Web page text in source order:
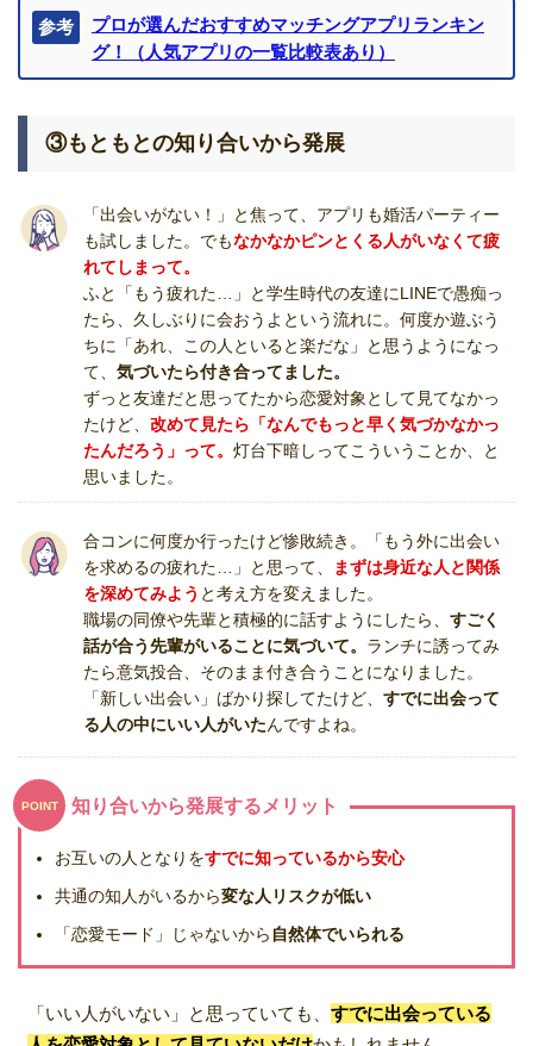
参考
プロが選んだおすすめマッチングアプリランキン
グ！（人気アプリの一覧比較表あり）
③もともとの知り合いから発展
「出会いがない！」と焦って、アプリも婚活パーティー
も試しました。でもなかなかピンとくる人がいなくて疲
れてしまって。
ふと「もう疲れた…」と学生時代の友達にLINEで愚痴っ
たら、久しぶりに会おうよという流れに。何度か遊ぶう
ちに「あれ、この人といると楽だな」と思うようになっ
て、 気づいたら付き合ってました。
ずっと友達だと思ってたから恋愛対象として見てなかっ
たけど、 改めて見たら「なんでもっと早く気づかなかっ
たんだろう」って。 灯台下暗しってこういうことか、と
思いました。
合コンに何度か行ったけど惨敗続き。「もう外に出会い
を求めるの疲れた…」と思って、
まずは身近な人と関係
を深めてみよう と考え方を変えました。
職場の同僚や先輩と積極的に話すようにしたら、 すごく
話が合う先輩がいることに気づいて。 ランチに誘ってみ
たら意気投合、そのまま付き合うことになりました。
「新しい出会い」ばかり探してたけど、 すでに出会って
る人の中にいい人がいたんですよね。
POINT 知り合いから発展するメリット
お互いの人となりをすでに知っているから安心
共通の知人がいるから変な人リスクが低い
「恋愛モード」じゃないから 自然体でいられる
「いい人がいない」と思っていても、 すでに出会っている